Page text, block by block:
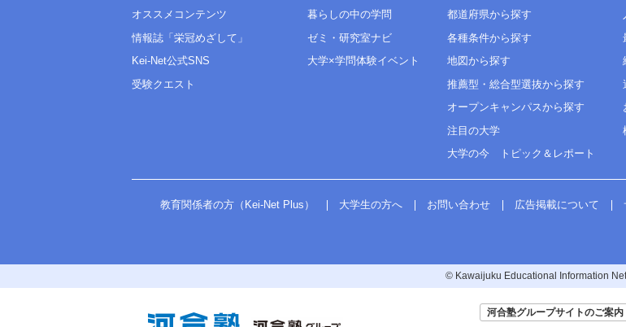
オススメコンテンツ
情報誌「栄冠めざして」
Kei-Net公式SNS
受験クエスト
暮らしの中の学問
ゼミ・研究室ナビ
大学×学問体験イベント
都道府県から探す
各種条件から探す
地図から探す
推薦型・総合型選抜から探す
オープンキャンパスから探す
注目の大学
大学の今 トピック＆レポート
教育関係者の方（Kei-Net Plus） 大学生の方へ お問い合わせ 広告掲載について
© Kawaijuku Educational Information
河合塾グループサイトのご案内